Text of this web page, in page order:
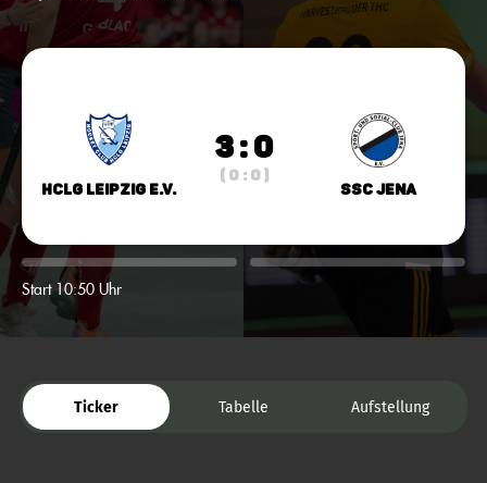
HCLG Leipzig e.V.
3 : 0
( 0 : 0 )
SSC Jena
Start 10:50 Uhr
Ticker Tabelle Aufstellung